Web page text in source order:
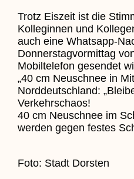
Trotz Eiszeit ist die
Kolleginnen und
auch eine Whatsapp-
Donnerstagvormittag
Mobiltelefon gesendet
„40 cm Neuschnee in
Norddeutschland:
Verkehrschaos!
40 cm Neuschnee im
werden gegen festes
Foto: Stadt Dorsten